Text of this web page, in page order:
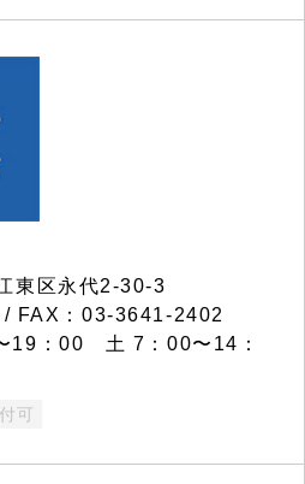
東区永代2-30-3
FAX：03-3641-2402
19：00 土 7：00〜14：
可